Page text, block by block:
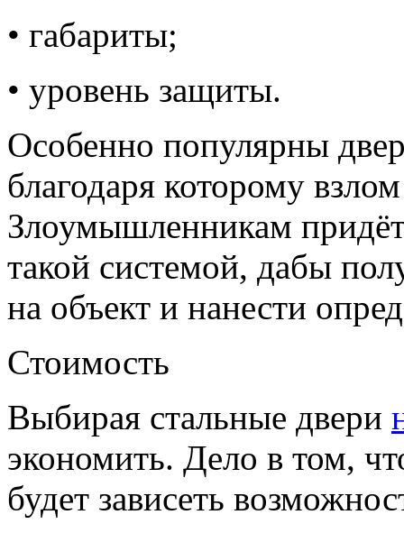
• габариты;
• уровень защиты.
Особенно популярны
благодаря которому
Злоумышленникам
такой системой, дабы
на объект и нанести
Стоимость
Выбирая стальные двери
экономить. Дело в том,
будет зависеть